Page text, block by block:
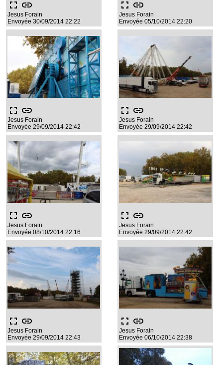
fullscreen link
Jesus Forain
Envoyée 30/09/2014 22:22
fullscreen link
Jesus Forain
Envoyée 05/10/2014 22:20
fullscreen link
Jesus Forain
Envoyée 29/09/2014 22:42
fullscreen link
Jesus Forain
Envoyée 29/09/2014 22:42
fullscreen link
Jesus Forain
Envoyée 08/10/2014 22:16
fullscreen link
Jesus Forain
Envoyée 29/09/2014 22:42
fullscreen link
Jesus Forain
Envoyée 29/09/2014 22:43
fullscreen link
Jesus Forain
Envoyée 06/10/2014 22:38